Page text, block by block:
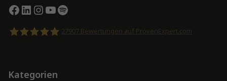
Facebook
LinkedIn
Instagram
YouTube
Spotify
27907 Bewertungen auf ProvenExpert.com
Kategorien